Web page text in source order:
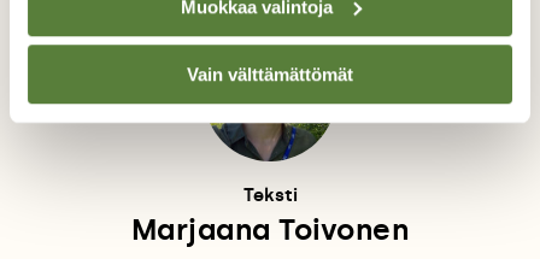
Muokkaa valintoja
Vain välttämättömät
Teksti
Marjaana Toivonen